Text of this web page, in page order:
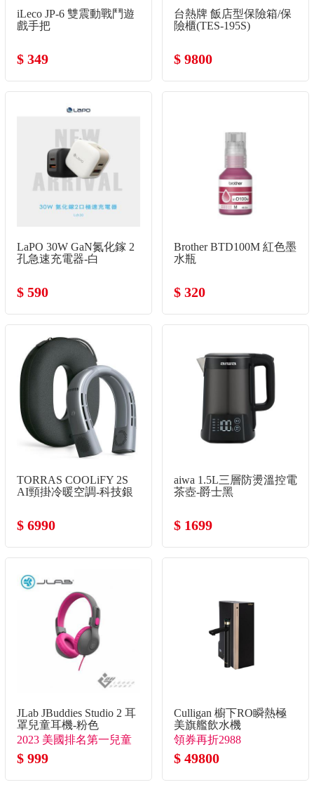
iLeco JP-6 雙震動戰鬥遊
戲手把
$ 349
台熱牌 飯店型保險箱/保
險櫃(TES-195S)
$ 9800
LaPO 30W GaN氮化鎵 2
孔急速充電器-白
$ 590
Brother BTD100M 紅色墨
水瓶
$ 320
TORRAS COOLiFY 2S
AI頸掛冷暖空調-科技銀
$ 6990
aiwa 1.5L三層防燙溫控電
茶壺-爵士黑
$ 1699
JLab JBuddies Studio 2 耳
罩兒童耳機-粉色
2023 美國排名第一兒童
耳機品牌
$ 999
Culligan 櫥下RO瞬熱極
美旗艦飲水機
領券再折2988
$ 49800